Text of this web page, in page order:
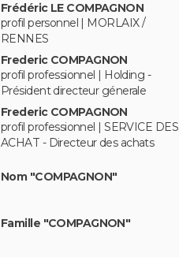
Frédéric LE COMPAGNON
profil personnel | MORLAIX /
RENNES
Frederic COMPAGNON
profil professionnel | Holding -
Président directeur génerale
Frederic COMPAGNON
profil professionnel | SERVICE DES
ACHAT - Directeur des achats
Nom "COMPAGNON"
Famille "COMPAGNON"